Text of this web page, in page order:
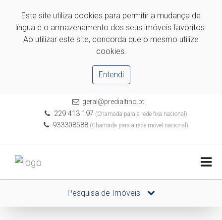
Este site utiliza cookies para permitir a mudança de
língua e o armazenamento dos seus imóveis favoritos.
Ao utilizar este site, concorda que o mesmo utilize
cookies.
Entendi
geral@predialtino.pt
229 413 197 (Chamada para a rede fixa nacional)
933308588 (Chamada para a rede móvel nacional)
Pesquisa de Imóveis